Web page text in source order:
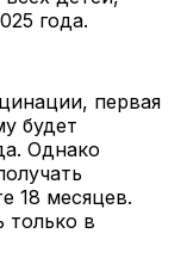
года.
первая
будет
Однако
18 месяцев.
только в